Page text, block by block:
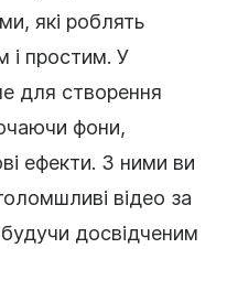
які роблять
і простим. У
для створення
фони,
ефекти. З ними ви
відео за
будучи досвідченим